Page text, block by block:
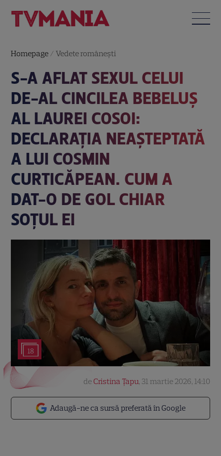
Homepage /Vedete româneşti
S-A AFLAT SEXUL CELUI
DE-AL CINCILEA BEBELUȘ
AL LAUREI COSOI:
DECLARAȚIA NEAȘTEPTATĂ
A LUI COSMIN
CURTICĂPEAN. CUM A
DAT-O DE GOL CHIAR
SOȚUL EI
18
Adaugă-ne ca sursă preferată în Google
de Cristina Țapu, 31 martie 2026, 14:10